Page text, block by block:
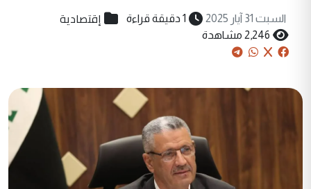
السبت 31 آيار 2025 1 دقيقة قراءة إقتصادية
2,246 مشاهدة